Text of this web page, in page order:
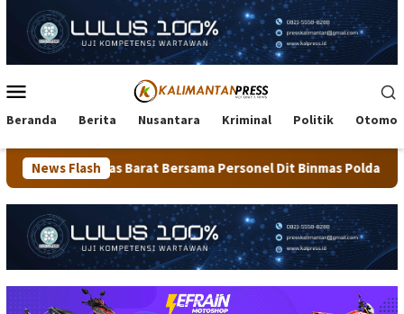
konten
Mobile
Beranda Berita Nusantara Kriminal Politik
News Flash
Bersama Personel Dit Binmas Polda Kaltara Salurkan Beras